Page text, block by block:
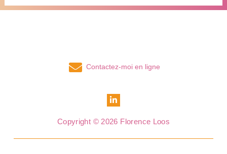
Contactez-moi en ligne
Copyright © 2026 Florence Loos